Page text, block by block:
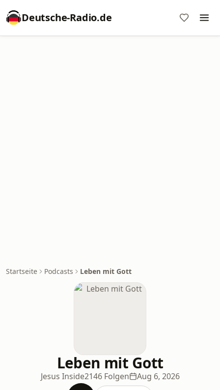
Deutsche-Radio.de
Startseite Podcasts Leben mit Gott
Leben mit Gott
Jesus Inside2146 Folgen Aug 6, 2026